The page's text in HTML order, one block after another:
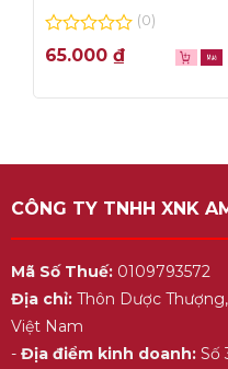
thơm ngon, túi lọc
0
out
5
(0)
65.000 ₫
CÔNG TY TNHH XNK
Mã Số Thuế:0109793572
Địa chỉ:Thôn Dược Thượng,
Việt Nam
- Địa điểm kinh doanh:Số